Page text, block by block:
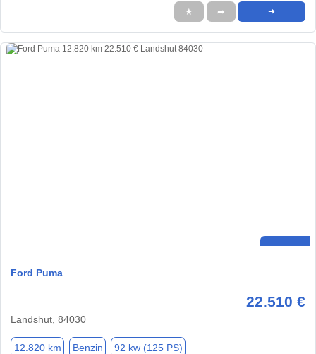
★ ➦ ➜
Ford Puma
22.510 €
Landshut, 84030
12.820 km Benzin 92 kw (125 PS)